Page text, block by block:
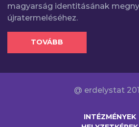
magyarság identitásának
újratermeléséhez.
TOVÁBB
@ erdelystat
INTÉZMÉNYEK